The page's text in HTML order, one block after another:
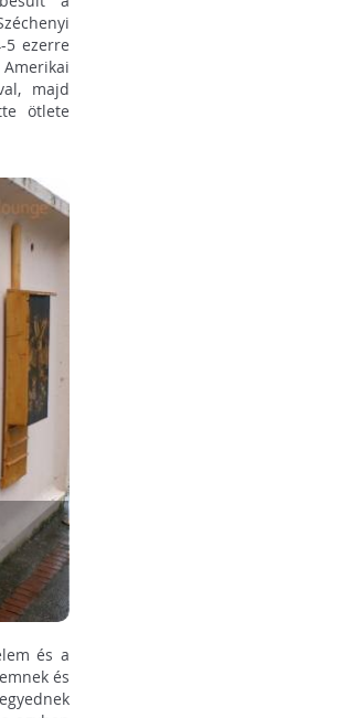
5 ezerre
majd
ötlete
és a
és